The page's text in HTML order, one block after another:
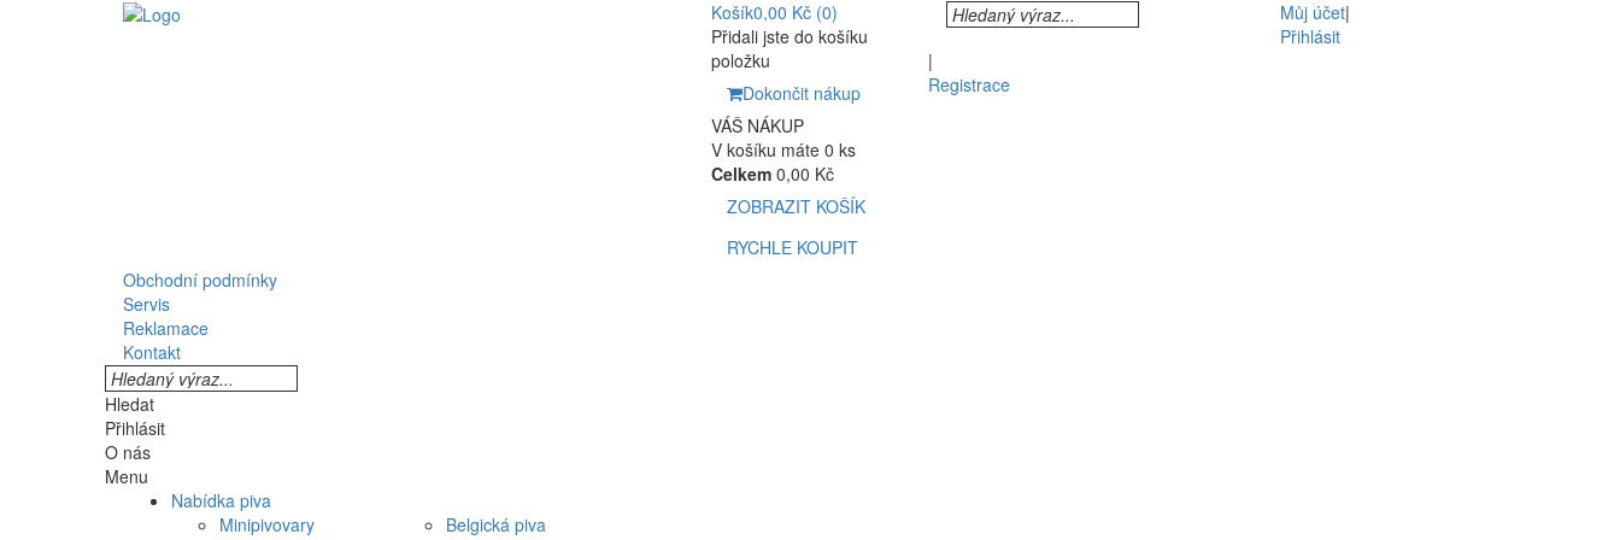
Košík0,00 Kč (0)
Přidali jste do košíku
položku
Dokončit nákup
VÁŠ NÁKUP
V košíku máte 0 ks
Celkem 0,00 Kč
ZOBRAZIT KOŠÍK
RYCHLE KOUPIT
Můj účet|
Přihlásit
|
Registrace
Obchodní podmínky
Servis
Reklamace
Kontakt
Hledat
Přihlásit
O nás
Menu
Nabídka piva
Minipivovary
Belgická piva